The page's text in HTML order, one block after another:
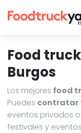
Food
Burgos
Los mejores food
Puedes contratar
eventos privados o
festivales y